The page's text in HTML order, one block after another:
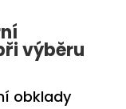
výběru
obklady